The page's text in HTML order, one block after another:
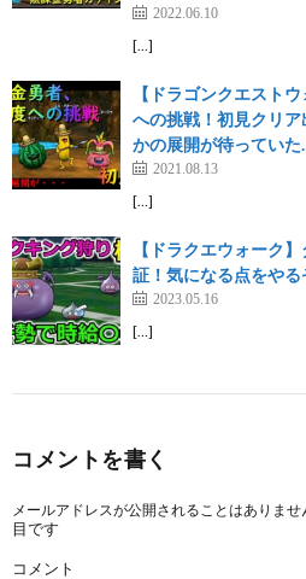
2022.06.10
[…]
【ドラゴンクエスト
への挑戦！初見クリ
かの展開が待っていた
2021.08.13
[…]
【ドラクエウォーク
証！気になる点をやる
2023.05.16
[…]
コメントを書く
メールアドレスが公開されることはありませ
目です
コメント